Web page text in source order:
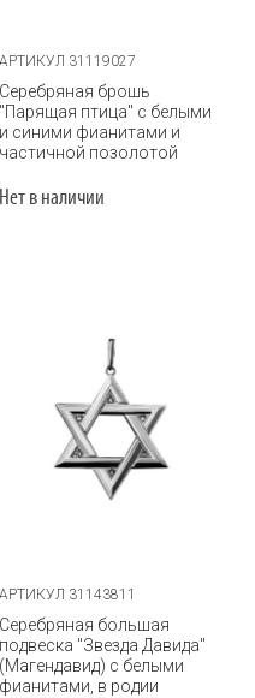
АРТИКУЛ 31119027
Серебряная брошь
"Парящая птица" с белыми
и синими фианитами и
частичной позолотой
Нет в наличии
АРТИКУЛ 31143811
Серебряная большая
подвеска "Звезда Давида"
(Магендавид) с белыми
фианитами, в родии